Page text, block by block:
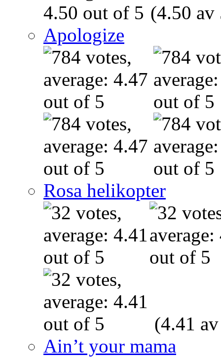
(4.50 av
Apologize
Rosa helikopter
(4.41
Ain’t your mama